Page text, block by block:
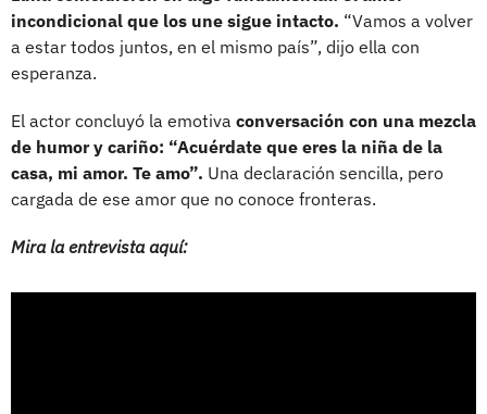
incondicional que los une sigue intacto. “Vamos a volver
a estar todos juntos, en el mismo país”, dijo ella con
esperanza.
El actor concluyó la emotiva conversación con una mezcla
de humor y cariño: “Acuérdate que eres la niña de la
casa, mi amor. Te amo”. Una declaración sencilla, pero
cargada de ese amor que no conoce fronteras.
Mira la entrevista aquí: